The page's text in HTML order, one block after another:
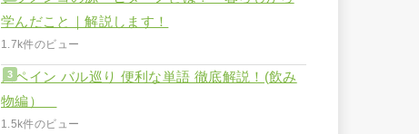
学んだこと｜解説します！
1.7k件のビュー
スペイン バル巡り 便利な単語 徹底解説！(飲み
物編）
1.5k件のビュー